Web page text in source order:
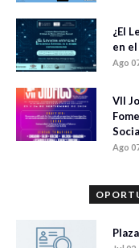
¿El
en
Ago
VII
Ago